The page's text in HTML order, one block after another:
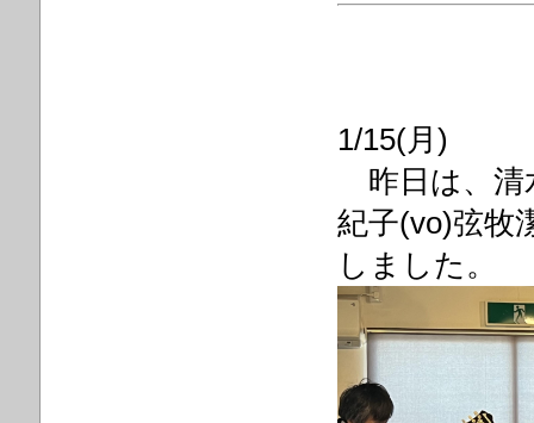
1/15(月)
昨日は、清
紀子(vo)弦牧
しました。